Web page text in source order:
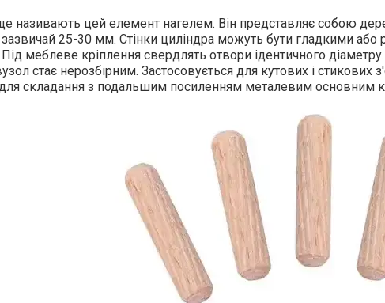
називають цей елемент нагелем. Він представляє собою
25-30 мм. Стінки циліндра можуть бути гладкими або
Під меблеве кріплення свердлять отвори ідентичного
стає нерозбірним. Застосовується для кутових і
складання з подальшим посиленням металевим основним